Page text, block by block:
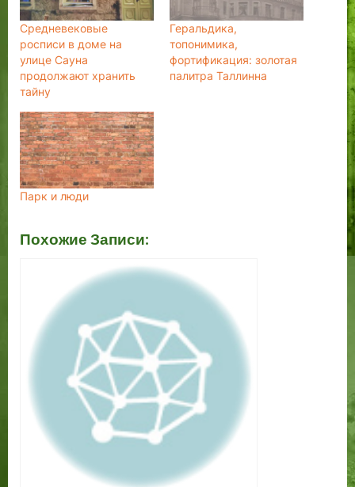
Средневековые
росписи в доме на
улице Сауна
продолжают хранить
тайну
Геральдика,
топонимика,
фортификация: золотая
палитра Таллинна
Парк и люди
Похожие Записи: